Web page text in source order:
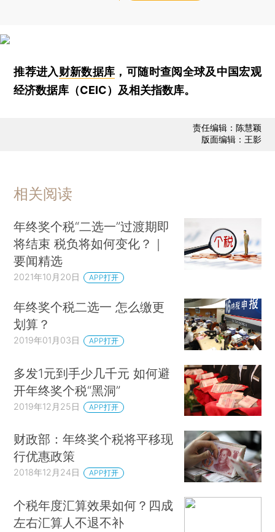
推荐进入财新数据库 ，可随时查阅全球及中国宏观
经济数据库（CEIC）及相关指数库。
责任编辑：陈慧颖
版面编辑：王影
相关阅读
年终奖个税“二选一”过渡期即
将结束 税负将如何变化？｜
要闻精选
2021年10月20日 APP打开
年终奖个税二选一 怎么缴更
划算？
2019年01月03日 APP打开
多发1元到手少几千元 如何避
开年终奖个税“黑洞”
2019年12月25日 APP打开
财政部：年终奖个税将平移现
行优惠政策
2018年12月24日 APP打开
个税年度汇算效果如何？四成
左右汇算人不退不补